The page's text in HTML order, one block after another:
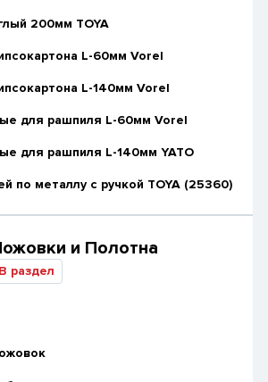
200мм TOYA
L-60мм Vorel
L-140мм Vorel
для рашпиля L-60мм Vorel
для рашпиля L-140мм YATO
по металлу с ручкой TOYA (25360)
и Полотна
В раздел